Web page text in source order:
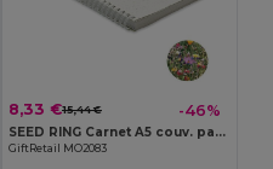
8,33 €15,44 € -46%
SEED RING Carnet A5 couv. papier semence
GiftRetail MO2083